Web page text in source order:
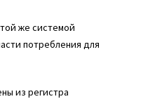
же системой
потребления для
из регистра